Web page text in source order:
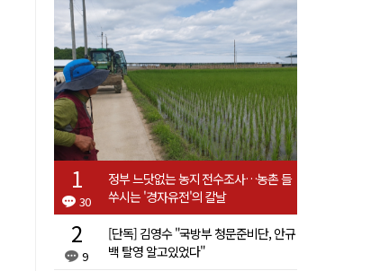
30
정부 느닷없는 농지 전수조사…농촌 들
쑤시는 '경자유전'의 칼날
9
[단독] 김영수 "국방부 청문준비단, 안규
백 탈영 알고있었다"